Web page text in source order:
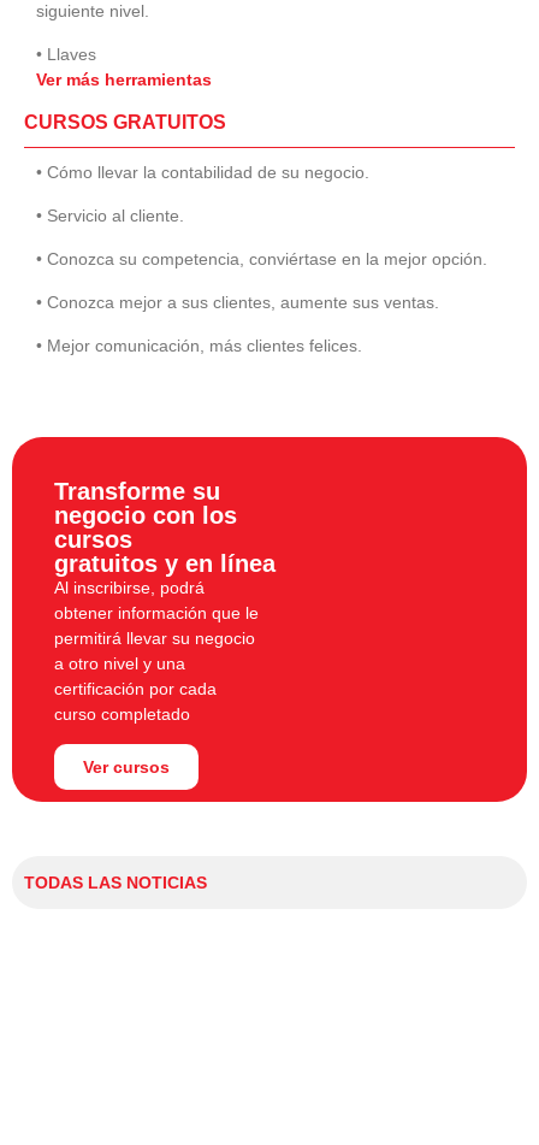
siguiente nivel.
• Llaves
Ver más herramientas
CURSOS GRATUITOS
• Cómo llevar la contabilidad de su negocio.
• Servicio al cliente.
• Conozca su competencia, conviértase en la mejor opción.
• Conozca mejor a sus clientes, aumente sus ventas.
• Mejor comunicación, más clientes felices.
Transforme su
negocio con los
cursos
gratuitos y en línea
Al inscribirse, podrá
obtener información que le
permitirá llevar su negocio
a otro nivel y una
certificación por cada
curso completado
Ver cursos
TODAS LAS NOTICIAS